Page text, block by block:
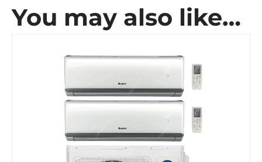
You may also like…